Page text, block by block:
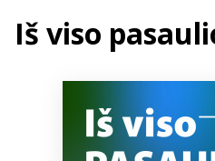
Leidiniai
Iš viso